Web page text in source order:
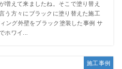
増えて来ましたね。そこで塗り替え
う方々にブラックに塗り替えた施工
ング外壁をブラック塗装した事例 サ
ホワイ...
施工事例